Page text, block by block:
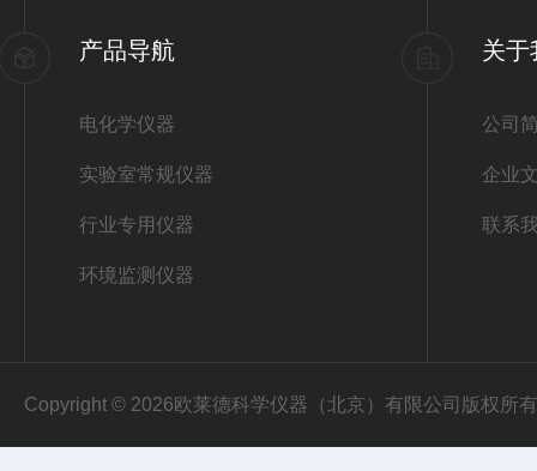
产品导航
电化学仪器
实验室常规仪器
行业专用仪器
环境监测仪器
关于
公司
企业
联系
Copyright © 2026欧莱德科学仪器（北京）有限公司版权